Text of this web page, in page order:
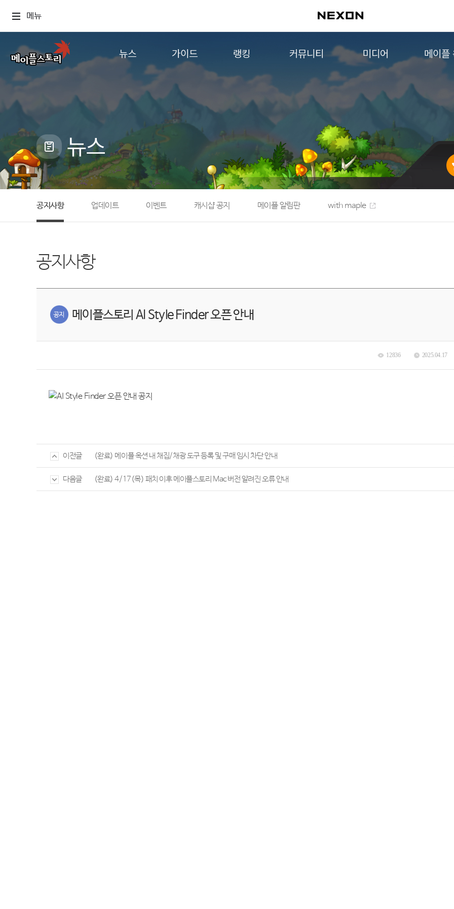
메뉴
뉴스
공지사항
업데이트
캐시샵 공지
메이플 알림판
with maple
가이드
게임정보
직업소개
확률형 아이템
NEXON NOW
랭킹
컨텐츠 랭킹
커뮤니티
자유게시판
메이플 아트
메이플스토리 파트너스
AI Style Finder
미니게임
커뮤니티 아카이브
미디어
영상
메이플
뉴스
공지사항 업데이트 이벤트 캐시샵 공지 메이플 알림판 with maple
공지사항
메이플스토리 AI Style Finder 오픈 안내
12836 2025.04.17
이전글 (완료) 메이플 옥션 내 채집/채광 도구 등록 및 구매 임시 차단 안내
다음글 (완료) 4/17(목) 패치 이후 메이플스토리 Mac 버전 알려진 오류 안내